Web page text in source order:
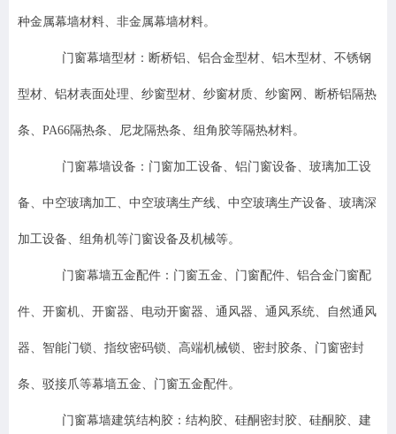
种金属幕墙材料、非金属幕墙材料。
门窗幕墙型材：断桥铝、铝合金型材、铝木型材、不锈钢
型材、铝材表面处理、纱窗型材、纱窗材质、纱窗网、断桥铝隔热
条、PA66隔热条、尼龙隔热条、组角胶等隔热材料。
门窗幕墙设备：门窗加工设备、铝门窗设备、玻璃加工设
备、中空玻璃加工、中空玻璃生产线、中空玻璃生产设备、玻璃深
加工设备、组角机等门窗设备及机械等。
门窗幕墙五金配件：门窗五金、门窗配件、铝合金门窗配
件、开窗机、开窗器、电动开窗器、通风器、通风系统、自然通风
器、智能门锁、指纹密码锁、高端机械锁、密封胶条、门窗密封
条、驳接爪等幕墙五金、门窗五金配件。
门窗幕墙建筑结构胶：结构胶、硅酮密封胶、硅酮胶、建